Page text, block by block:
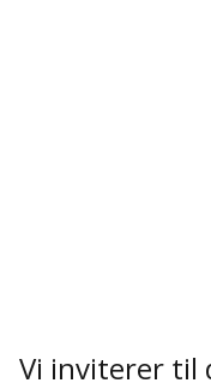
Vi inviterer til